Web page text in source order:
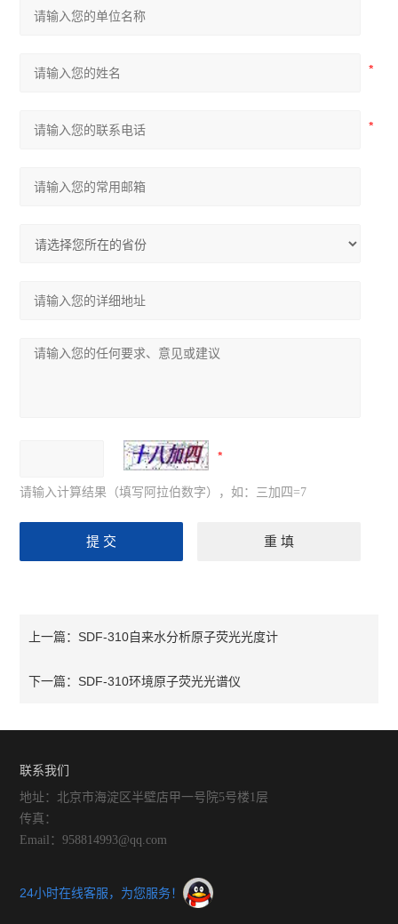
请输入计算结果（填写阿拉伯数字），如：三加四=7
上一篇： SDF-310自来水分析原子荧光光度计
下一篇： SDF-310环境原子荧光光谱仪
联系我们
地址：北京市海淀区半壁店甲一号院5号楼1层
传真：
Email：958814993@qq.com
24小时在线客服，为您服务！